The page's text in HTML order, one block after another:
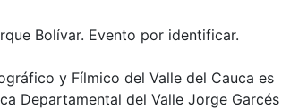
Bolívar. Evento por identificar.
y Fílmico del Valle del Cauca es
Departamental del Valle Jorge Garcés